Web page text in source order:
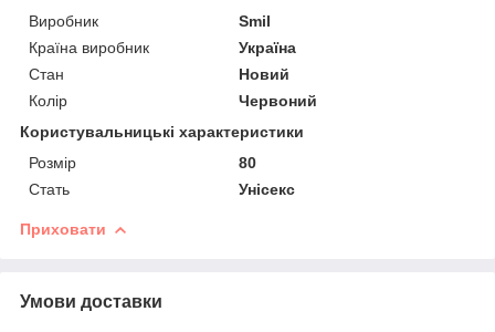
Виробник
Smil
Країна виробник
Україна
Стан
Новий
Колір
Червоний
Користувальницькі характеристики
Розмір
80
Стать
Унісекс
Приховати
Умови доставки